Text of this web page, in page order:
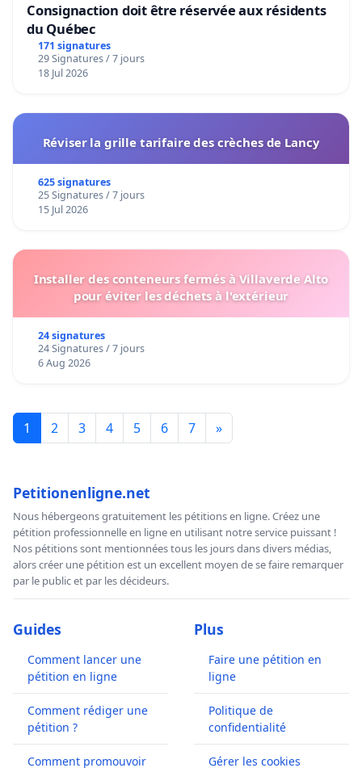
Consignaction doit être réservée aux résidents
du Québec
171 signatures
29 Signatures / 7 jours
18 Jul 2026
Réviser la grille tarifaire des crèches de Lancy
625 signatures
25 Signatures / 7 jours
15 Jul 2026
Installer des conteneurs fermés à Villaverde Alto
pour éviter les déchets à l'extérieur
24 signatures
24 Signatures / 7 jours
6 Aug 2026
1 2 3 4 5 6 7 »
Petitionenligne.net
Nous hébergeons gratuitement les pétitions en ligne. Créez une
pétition professionnelle en ligne en utilisant notre service puissant !
Nos pétitions sont mentionnées tous les jours dans divers médias,
alors créer une pétition est un excellent moyen de se faire remarquer
par le public et par les décideurs.
Guides
Comment lancer une
pétition en ligne
Comment rédiger une
pétition ?
Comment promouvoir
Plus
Faire une pétition en
ligne
Politique de
confidentialité
Gérer les cookies